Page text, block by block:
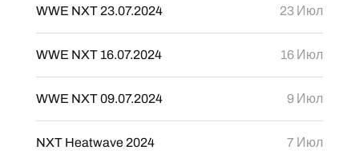
WWE NXT 23.07.2024 23 Июл
WWE NXT 16.07.2024 16 Июл
WWE NXT 09.07.2024 9 Июл
NXT Heatwave 2024 7 Июл